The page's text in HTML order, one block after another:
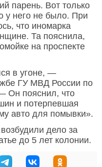
парень. Вот только
у него не было. При
что иномарка
Та пояснила,
на проспекте
в угоне, —
ГУ МВД России по
Он пояснил, что
и потерпевшая
авто для помывки».
дело за
до 5 лет колонии.